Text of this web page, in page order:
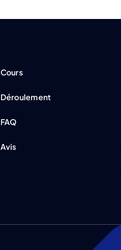
Cours
Déroulement
FAQ
Avis